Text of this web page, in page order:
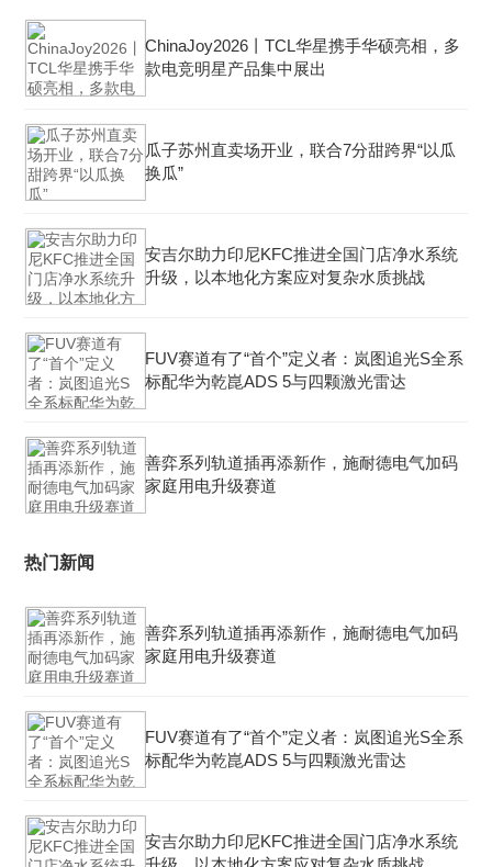
ChinaJoy2026丨TCL华星携手华硕亮相，多
款电竞明星产品集中展出
瓜子苏州直卖场开业，联合7分甜跨界“以瓜
换瓜”
安吉尔助力印尼KFC推进全国门店净水系统
升级，以本地化方案应对复杂水质挑战
FUV赛道有了“首个”定义者：岚图追光S全系
标配华为乾崑ADS 5与四颗激光雷达
善弈系列轨道插再添新作，施耐德电气加码
家庭用电升级赛道
热门新闻
善弈系列轨道插再添新作，施耐德电气加码
家庭用电升级赛道
FUV赛道有了“首个”定义者：岚图追光S全系
标配华为乾崑ADS 5与四颗激光雷达
安吉尔助力印尼KFC推进全国门店净水系统